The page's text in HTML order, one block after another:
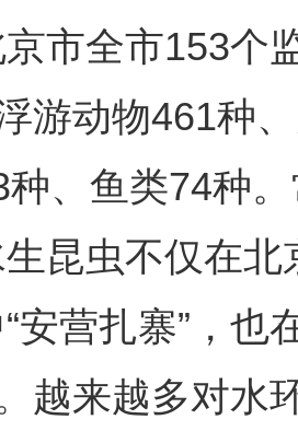
市全市153个
游动物461种
、鱼类74种
昆虫不仅在
安营扎寨”，
越来越多对水